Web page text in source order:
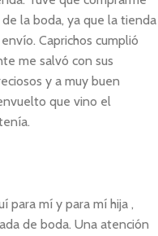
la boda, ya que la tienda
Caprichos cumplió
me salvó con sus
y a muy buen
que vino el
para mí y para mí hija ,
de boda. Una atención